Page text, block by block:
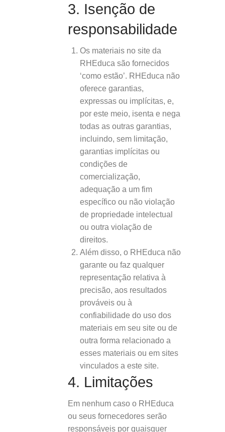
3. Isenção de
responsabilidade
Os materiais no site da
RHEduca são fornecidos
‘como estão’. RHEduca não
oferece garantias,
expressas ou implícitas, e,
por este meio, isenta e nega
todas as outras garantias,
incluindo, sem limitação,
garantias implícitas ou
condições de
comercialização,
adequação a um fim
específico ou não violação
de propriedade intelectual
ou outra violação de
direitos.
Além disso, o RHEduca não
garante ou faz qualquer
representação relativa à
precisão, aos resultados
prováveis ​​ou à
confiabilidade do uso dos
materiais em seu site ou de
outra forma relacionado a
esses materiais ou em sites
vinculados a este site.
4. Limitações
Em nenhum caso o RHEduca
ou seus fornecedores serão
responsáveis ​​por quaisquer